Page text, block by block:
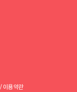
/ 이용약관